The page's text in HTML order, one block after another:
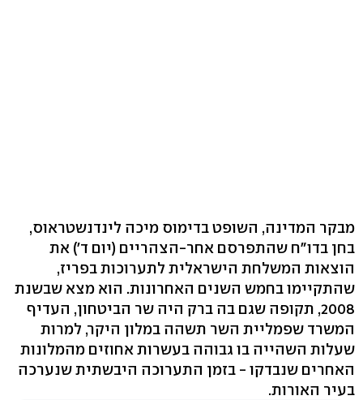
מבקר המדינה, השופט בדימוס מיכה לינדנשטראוס,
בחן בדו"ח שהתפרסם אחר-הצהריים (יום ד') את
הוצאות המשלחת הישראלית לתערוכות בפריז,
שהתקיימו בחמש השנים האחרונות. הוא מצא שבשנת
2008, תקופה שגם בה ברק היה שר הביטחון, העדיף
המשרד שפמליית השר תשהה במלון היקר, למרות
שעלות השהייה בו גבוהה בעשרות אחוזים מהמלונות
האחרים שנבדקו - בזמן התערוכה היבשתית שנערכה
בעיר האורות.